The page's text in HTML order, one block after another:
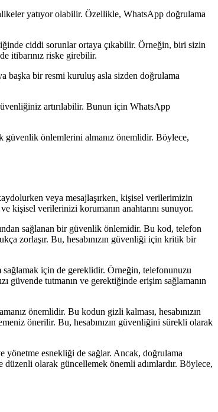
yatıyor olabilir. Özellikle, WhatsApp doğrulama
ciddi sorunlar ortaya çıkabilir. Örneğin, biri sizin
itibarınız riske girebilir.
başka bir resmi kuruluş asla sizden doğrulama
artırılabilir. Bunun için WhatsApp
güvenlik önlemlerini almanız önemlidir. Böylece,
veya mesajlaşırken, kişisel verilerimizin
kişisel verilerinizi korumanın anahtarını sunuyor.
sağlanan bir güvenlik önlemidir. Bu kod, telefon
zorlaşır. Bu, hesabınızın güvenliği için kritik bir
sağlamak için de gereklidir. Örneğin, telefonunuzu
güvende tutmanın ve gerektiğinde erişim sağlamanın
önemlidir. Bu kodun gizli kalması, hesabınızın
önerilir. Bu, hesabınızın güvenliğini sürekli olarak
yönetme esnekliği de sağlar. Ancak, doğrulama
olarak güncellemek önemli adımlardır. Böylece,